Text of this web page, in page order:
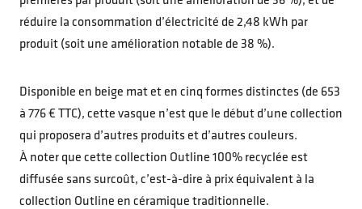
réduire la consommation d’électricité de 2,48 kWh par
produit (soit une amélioration notable de 38 %).
Disponible en beige mat et en cinq formes distinctes (de 653
à 776 € TTC), cette vasque n’est que le début d’une collection
qui proposera d’autres produits et d’autres couleurs.
À noter que cette collection Outline 100% recyclée est
diffusée sans surcoût, c’est-à-dire à prix équivalent à la
collection Outline en céramique traditionnelle.